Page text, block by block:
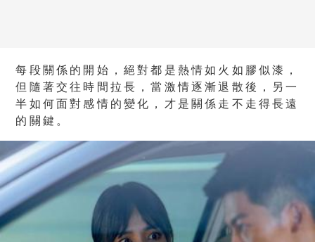
每段關係的開始，絕對都是熱情如火如膠似漆，
但隨著交往時間拉長，當激情逐漸退散後，另一
半如何面對感情的變化，才是關係走不走得長遠
的關鍵。